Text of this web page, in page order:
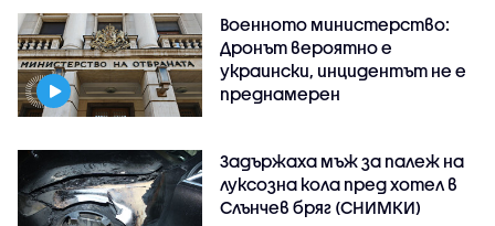
Военното министерство:
Дронът вероятно е
украински, инцидентът не е
преднамерен
Задържаха мъж за палеж на
луксозна кола пред хотел в
Слънчев бряг (СНИМКИ)